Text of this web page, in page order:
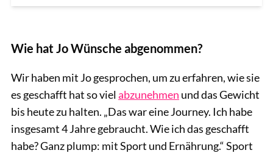
Wie hat Jo Wünsche abgenommen?
Wir haben mit Jo gesprochen, um zu erfahren, wie sie
es geschafft hat so vielabzunehmen und das Gewicht
bis heute zu halten. „Das war eine Journey. Ich habe
insgesamt 4 Jahre gebraucht. Wie ich das geschafft
habe? Ganz plump: mit Sport und Ernährung.“ Sport